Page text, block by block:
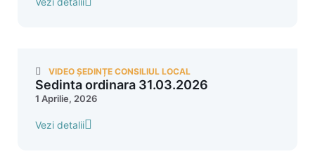
VIDEO ȘEDINȚE CONSILIUL LOCAL
Sedinta ordinara 31.03.2026
1 Aprilie, 2026
Vezi detalii